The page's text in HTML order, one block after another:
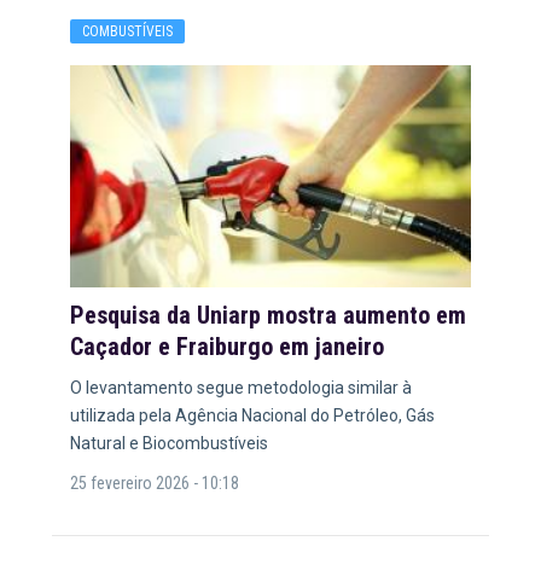
COMBUSTÍVEIS
Pesquisa da Uniarp mostra aumento em
Caçador e Fraiburgo em janeiro
O levantamento segue metodologia similar à
utilizada pela Agência Nacional do Petróleo, Gás
Natural e Biocombustíveis
25 fevereiro 2026 - 10:18